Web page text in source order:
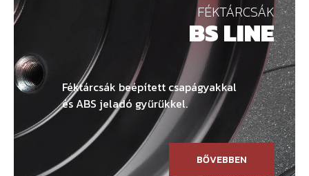
FÉKTÁRCSÁK
BS LINE
Féktárcsák beépített csapágyakkal
és ABS jeladó gyűrűkkel.
BŐVEBBEN